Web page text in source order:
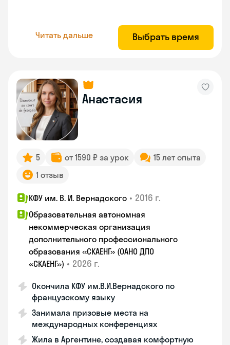
Читать дальше Выбрать время
Анастасия
5 от 1590 ₽ за урок
15 лет опыта
1 отзыв
КФУ им. В. И. Вернадского • 2016 г.
Образовательная автономная
некоммерческая организация
дополнительного профессионального
образования «СКАЕНГ» (ОАНО ДПО
«СКАЕНГ») • 2026 г.
Окончила КФУ им.В.И.Вернадского по
французскому языку
Занимала призовые места на
международных конференциях
Жила в Аргентине, создавая комфортную